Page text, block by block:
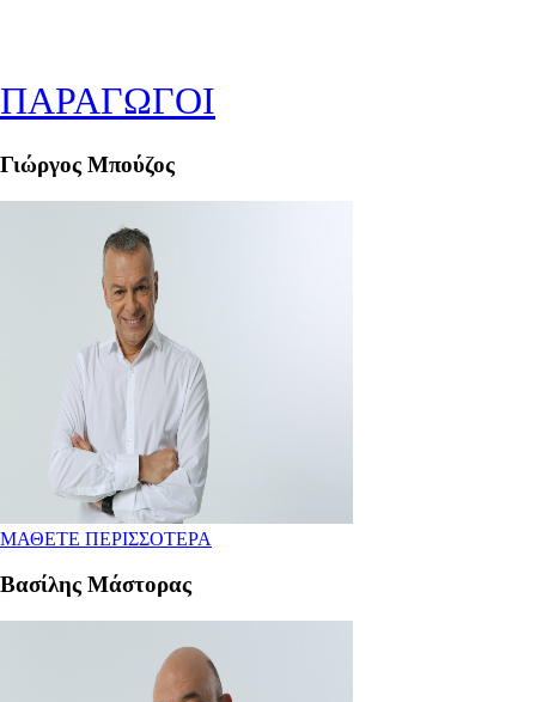
ΠΑΡΑΓΩΓΟΙ
Γιώργος Μπούζος
ΜΑΘΕΤΕ ΠΕΡΙΣΣΟΤΕΡΑ
Βασίλης Μάστορας